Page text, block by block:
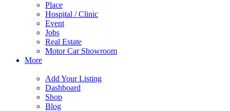
Place
Hospital / Clinic
Event
Jobs
Real Estate
Motor Car Showroom
More
Add Your Listing
Dashboard
Shop
Blog